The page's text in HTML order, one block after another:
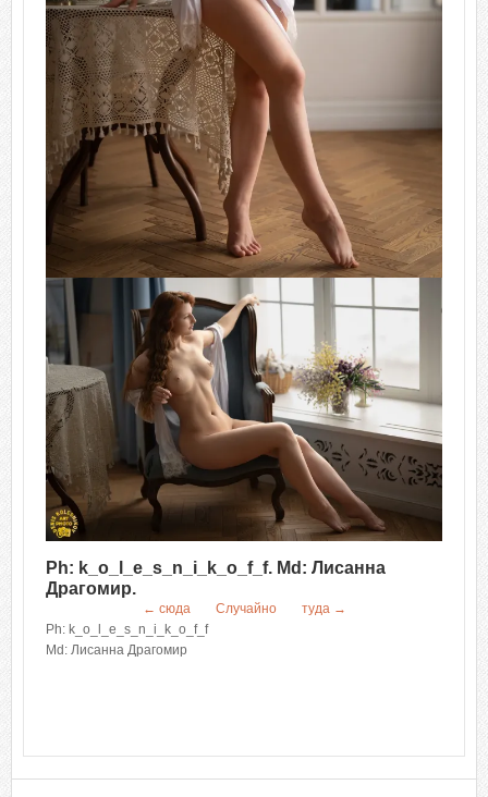
Ph: k_o_l_e_s_n_i_k_o_f_f. Md: Лисанна
Драгомир.
← сюда Случайно
туда →
Ph: k_o_l_e_s_n_i_k_o_f_f
Md: Лисанна Драгомир